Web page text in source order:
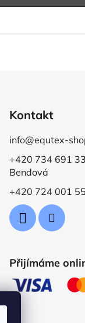
Kontakt
info@equtex-
+420 734 691
Bendová
+420 724 001
Přijímáme